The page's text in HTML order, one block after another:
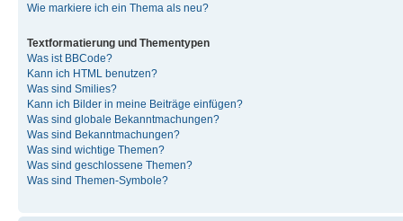
Wie markiere ich ein Thema als neu?
Textformatierung und Thementypen
Was ist BBCode?
Kann ich HTML benutzen?
Was sind Smilies?
Kann ich Bilder in meine Beiträge einfügen?
Was sind globale Bekanntmachungen?
Was sind Bekanntmachungen?
Was sind wichtige Themen?
Was sind geschlossene Themen?
Was sind Themen-Symbole?